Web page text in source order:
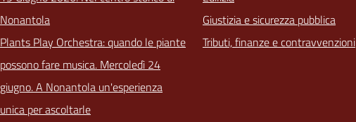
Nonantola
Plants Play Orchestra: quando le piante
possono fare musica. Mercoledì 24
giugno. A Nonantola un'esperienza
unica per ascoltarle
Giustizia e sicurezza pubblica
Tributi, finanze e contravvenzioni